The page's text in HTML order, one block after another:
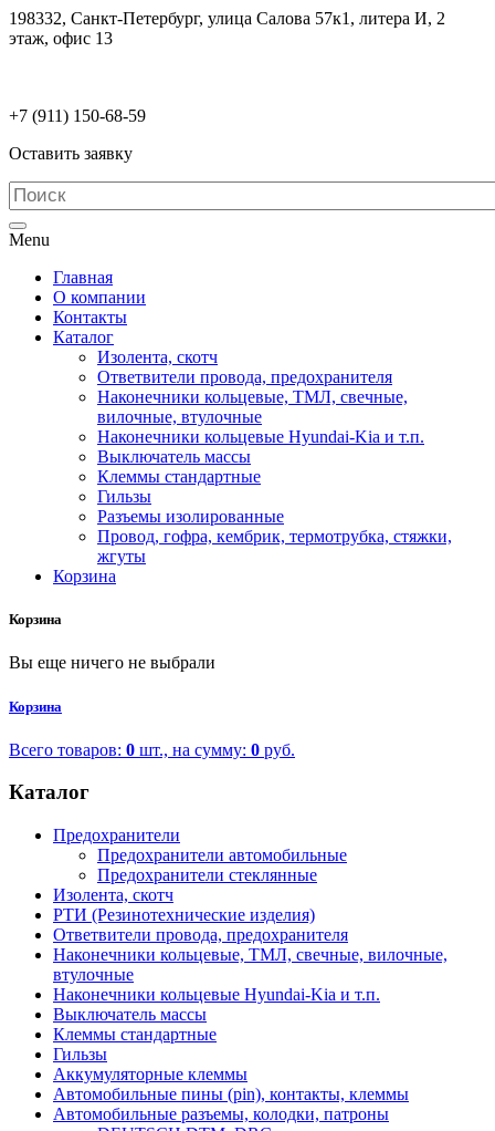
198332, Санкт-Петербург, улица Салова 57к1, литера И, 2
этаж, офис 13
+7 (911) 150-68-59
Оставить заявку
Menu
Главная
О компании
Контакты
Каталог
Изолента, скотч
Ответвители провода, предохранителя
Наконечники кольцевые, ТМЛ, свечные,
вилочные, втулочные
Наконечники кольцевые Hyundai-Kia и т.п.
Выключатель массы
Клеммы стандартные
Гильзы
Разъемы изолированные
Провод, гофра, кембрик, термотрубка, стяжки,
жгуты
Корзина
Корзина
Вы еще ничего не выбрали
Корзина
Всего товаров: 0 шт., на сумму: 0 руб.
Каталог
Предохранители
Предохранители автомобильные
Предохранители стеклянные
Изолента, скотч
РТИ (Резинотехнические изделия)
Ответвители провода, предохранителя
Наконечники кольцевые, ТМЛ, свечные, вилочные,
втулочные
Наконечники кольцевые Hyundai-Kia и т.п.
Выключатель массы
Клеммы стандартные
Гильзы
Аккумуляторные клеммы
Автомобильные пины (pin), контакты, клеммы
Автомобильные разъемы, колодки, патроны